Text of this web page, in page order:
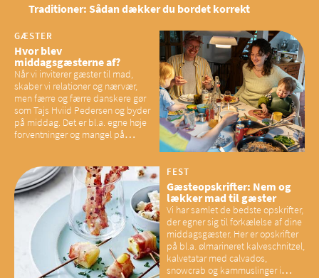
Traditioner: Sådan dækker du bordet korrekt
GÆSTER
Hvor blev
middagsgæsterne af?
Når vi inviterer gæster til mad,
skaber vi relationer og nærvær,
men færre og færre danskere gør
som Tajs Hviid Pedersen og byder
på middag. Det er bl.a. egne høje
forventninger og mangel på
have konsekvenser for vores
sociale fællesskaber
FEST
Gæsteopskrifter: Nem og
lækker mad til gæster
Vi har samlet de bedste opskrifter,
der egner sig til forkælelse af dine
middagsgæster. Her er opskrifter
på bl.a. ølmarineret kalveschnitzel,
kalvetatar med calvados,
snowcrab og kammuslinger i